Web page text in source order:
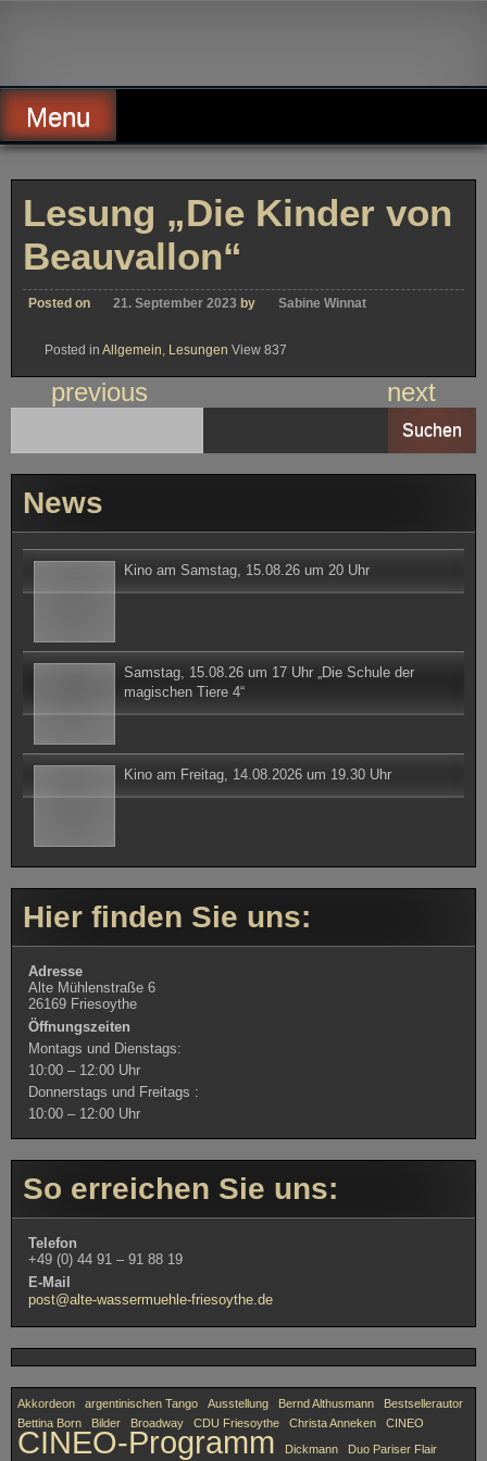
Menu
Lesung „Die Kinder von
Beauvallon“
Posted on 21. September 2023 by Sabine Winnat
Posted in Allgemein, Lesungen View 837
previous next
Suchen
News
Kino am Samstag, 15.08.26 um 20 Uhr
Samstag, 15.08.26 um 17 Uhr „Die Schule der
magischen Tiere 4“
Kino am Freitag, 14.08.2026 um 19.30 Uhr
Hier finden Sie uns:
Adresse
Alte Mühlenstraße 6
26169 Friesoythe
Öffnungszeiten
Montags und Dienstags:
10:00 – 12:00 Uhr
Donnerstags und Freitags :
10:00 – 12:00 Uhr
So erreichen Sie uns:
Telefon
+49 (0) 44 91 – 91 88 19
E-Mail
post@alte-wassermuehle-friesoythe.de
Akkordeon argentinischen Tango Ausstellung Bernd Althusmann
Bestsellerautor
Bettina Born
Bilder Broadway CDU Friesoythe Christa Anneken CINEO
CINEO-Programm Dickmann Duo Pariser Flair